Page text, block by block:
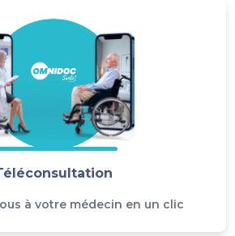
à votre médecin en un clic